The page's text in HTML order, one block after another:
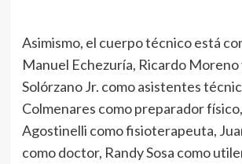
Asimismo, el cuerpo técnico está
Manuel Echezuría, Ricardo Moreno
Solórzano Jr. como asistentes
Colmenares como preparador
Agostinelli como fisioterapeuta,
como doctor, Randy Sosa como